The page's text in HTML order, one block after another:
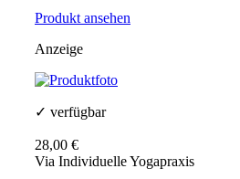
Produkt ansehen
Anzeige
✓ verfügbar
28,00 €
Via Individuelle Yogapraxis